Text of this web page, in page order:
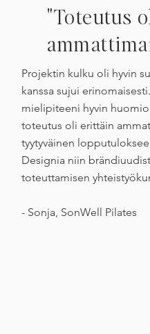
"Toteutus
Projektin kulku oli hyvin
kanssa sujui
mielipiteeni hyvin
toteutus oli erittäin
tyytyväinen
Designia niin
toteuttamisen
- Sonja, SonWell Pilates